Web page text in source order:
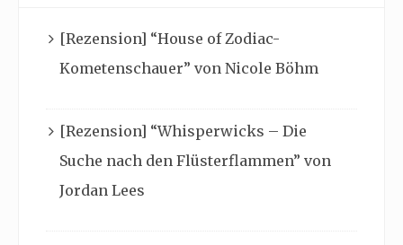
[Rezension] “House of Zodiac-
Kometenschauer” von Nicole Böhm
[Rezension] “Whisperwicks – Die
Suche nach den Flüsterflammen” von
Jordan Lees